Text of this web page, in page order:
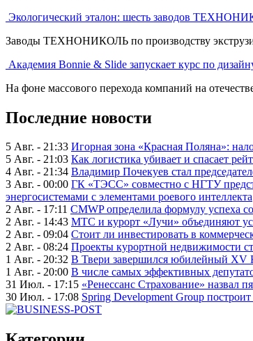
Экологический эталон: шесть заводов
Заводы ТЕХНОНИКОЛЬ по производству
Академия Bonnie & Slide запускает курс по
На фоне массового перехода компаний на
Последние новости
5 Авг. - 21:33 Игорная зона «Красная Поляна»:
5 Авг. - 21:03 Как логистика убивает и спасает
4 Авг. - 21:34 Владимир Почекуев стал
3 Авг. - 00:00 ГК «ТЭСС» совместно с НГТУ
энергосистемами с элементами роевого интеллекта
2 Авг. - 17:11 CMWP определила формулу успеха
2 Авг. - 14:43 МТС и курорт «Лучи» объединяют
2 Авг. - 09:04 Стоит ли инвестировать в
2 Авг. - 08:24 Проекты курортной недвижимости
1 Авг. - 20:32 В Твери завершился юбилейный XV
1 Авг. - 20:00 В числе самых эффективных
31 Июл. - 17:15 «Ренессанс Страхование» назвал
30 Июл. - 17:08 Spring Development Group